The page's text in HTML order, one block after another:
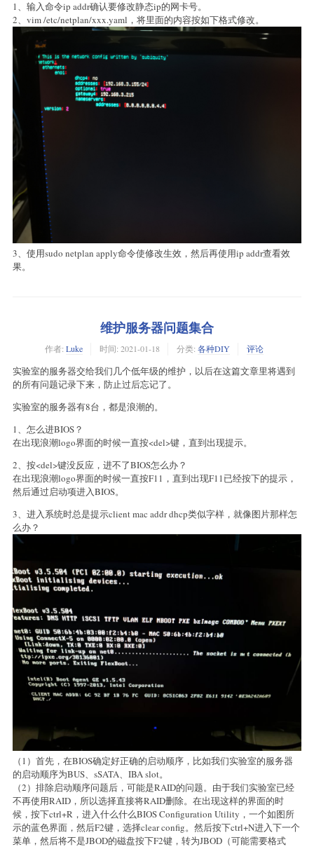
1、输入命令ip addr确认要修改静态ip的网卡号。
2、vim /etc/netplan/xxx.yaml，将里面的内容按如下格式修改。
3、使用sudo netplan apply命令使修改生效，然后再使用ip addr查看效
果。
维护服务器问题集合
作者: Luke 时间: 2021-01-18 分类: 各种DIY 评论
实验室的服务器交给我们几个低年级的维护，以后在这篇文章里将遇到
的所有问题记录下来，防止过后忘记了。
实验室的服务器有8台，都是浪潮的。
1、怎么进BIOS？
在出现浪潮logo界面的时候一直按<del>键，直到出现提示。
2、按<del>键没反应，进不了BIOS怎么办？
在出现浪潮logo界面的时候一直按F11，直到出现F11已经按下的提示，
然后通过启动项进入BIOS。
3、进入系统时总是提示client mac addr dhcp类似字样，就像图片那样怎
么办？
（1）首先，在BIOS确定好正确的启动顺序，比如我们实验室的服务器
的启动顺序为BUS、sSATA、IBA slot。
（2）排除启动顺序问题后，可能是RAID的问题。由于我们实验室已经
不再使用RAID，所以选择直接将RAID删除。在出现这样的界面的时
候，按下ctrl+R，进入什么什么BIOS Configuration Utility，一个如图所
示的蓝色界面，然后F2键，选择clear config。然后按下ctrl+N进入下一个
菜单，然后将不是JBOD的磁盘按下F2键，转为JBOD（可能需要格式